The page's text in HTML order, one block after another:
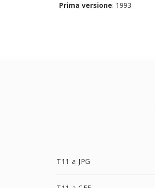
Prima versione: 1993
T11 a JPG